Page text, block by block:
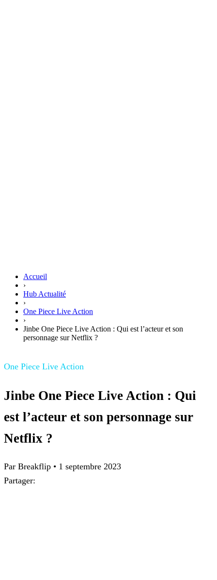
Accueil
›
Hub Actualité
›
One Piece Live Action
›
Jinbe One Piece Live Action : Qui est l’acteur et son
personnage sur Netflix ?
One Piece Live Action
Jinbe One Piece Live Action : Qui
est l’acteur et son personnage sur
Netflix ?
Par Breakflip • 1 septembre 2023
Partager: